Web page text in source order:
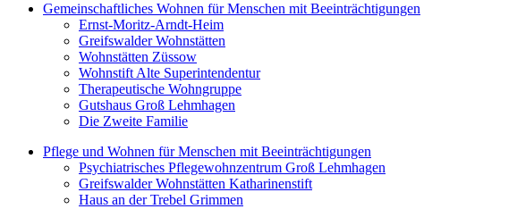
Gemeinschaftliches Wohnen für Menschen mit Beeinträchtigungen
Ernst-Moritz-Arndt-Heim
Greifswalder Wohnstätten
Wohnstätten Züssow
Wohnstift Alte Superintendentur
Therapeutische Wohngruppe
Gutshaus Groß Lehmhagen
Die Zweite Familie
Pflege und Wohnen für Menschen mit Beeinträchtigungen
Psychiatrisches Pflegewohnzentrum Groß Lehmhagen
Greifswalder Wohnstätten Katharinenstift
Haus an der Trebel Grimmen